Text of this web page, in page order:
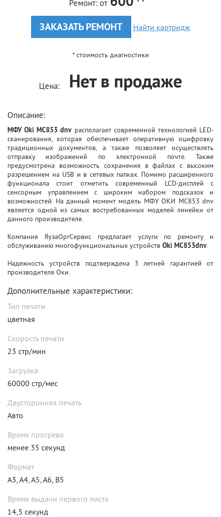
Ремонт:от
ЗАКАЗАТЬ РЕМОНТ Найти картридж
* стоимость диагностики
Цена: Нет в продаже
Описание:
МФУ Oki MC853 dnv располагает современной технологией LED-
сканирования, которая обеспечивает оперативную оцифровку
традиционных документов, а также позволяет осуществлять
отправку изображений по электронной почте. Также
предусмотрена возможность сохранения в файлах с высоким
разрешением на USB и в сетевых папках. Помимо расширенного
функционала стоит отметить современный LCD-дисплей с
сенсорным управлением с широким набором подсказок и
возможностей. На данный момент модель МФУ ОКИ MC853 dnv
является одной из самых востребованных моделей линейки от
данного производителя.
Компания ЯузаОргСервис предлагает услуги по ремонту и
обслуживанию многофункциональных устройств Oki MC853dnv.
Надежность устройств подтверждена 3 летней гарантией от
производителя Оки.
Дополнительные характеристики:
Тип печати
цветная
Скорость печати
23 стр/мин
Загрузка
60000 стр/мес
Двусторонняя печать
Авто
Время прогрева
менее 35 секунд
Формат
A3, A4, A5, A6, B5
Время выдачи первого листа
14,5 секунд